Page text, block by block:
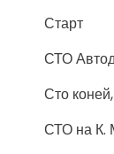
Старт
СТО
Сто
СТО на К.